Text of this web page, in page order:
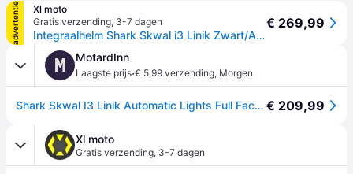
advertentie
Xl moto
Gratis verzending, 3-7 dagen
Integraalhelm Shark Skwal i3 Linik Zwart/Antraciet/RoodL
€ 269,99
M MotardInn
Laagste prijs·€ 5,99 verzending, Morgen
Shark Skwal I3 Linik Automatic Lights Full Face Helmet Zwart S € 209,99
Xl moto
Gratis verzending, 3-7 dagen